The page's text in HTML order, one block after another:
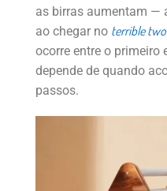
as birras aumentam —
ao chegar no terrible two
ocorre entre o primeiro
depende de quando
passos.